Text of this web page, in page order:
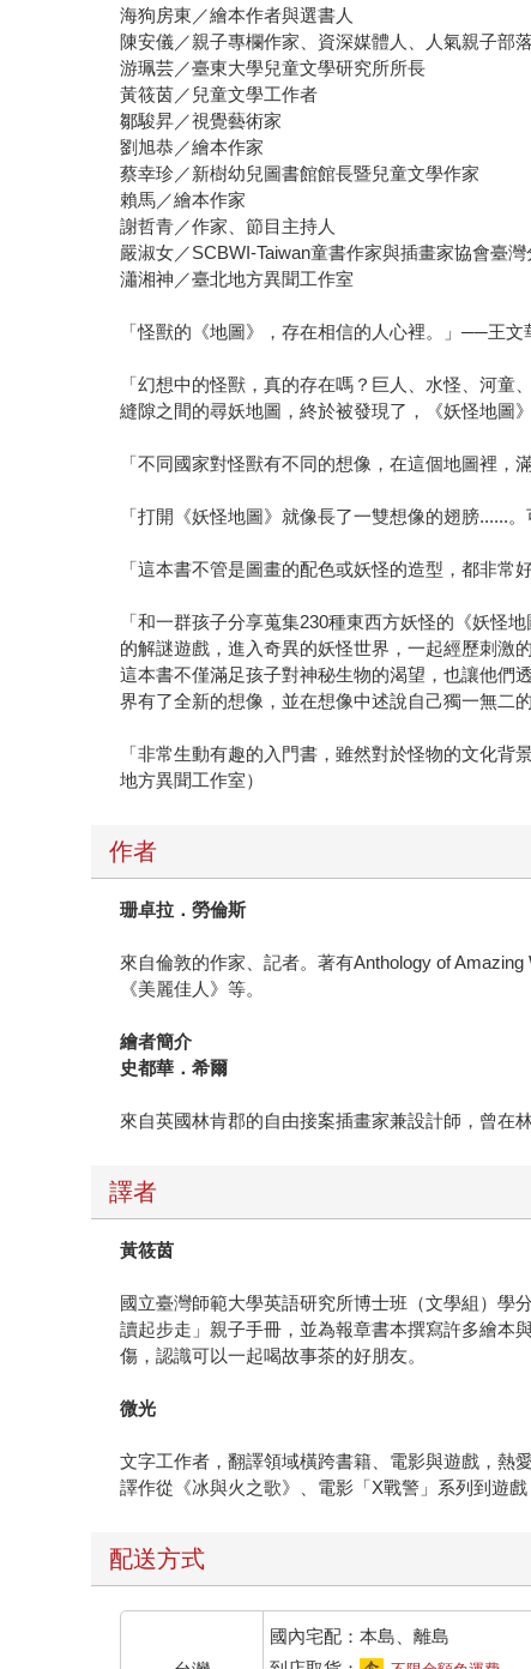
海狗房東／繪本作者與選書人
陳安儀／親子專欄作家、資深媒體人、人氣親子部
游珮芸／臺東大學兒童文學研究所所長
黃筱茵／兒童文學工作者
鄒駿昇／視覺藝術家
劉旭恭／繪本作家
蔡幸珍／新樹幼兒圖書館館長暨兒童文學作家
賴馬／繪本作家
謝哲青／作家、節目主持人
嚴淑女／SCBWI-Taiwan童書作家與插畫家協會臺
瀟湘神／臺北地方異聞工作室
「怪獸的《地圖》，存在相信的人心裡。」──王文
「幻想中的怪獸，真的存在嗎？巨人、水怪、河
縫隙之間的尋妖地圖，終於被發現了，《妖怪地圖
「不同國家對怪獸有不同的想像，在這個地圖裡
「打開《妖怪地圖》就像長了一雙想像的翅膀......
「這本書不管是圖畫的配色或妖怪的造型，都非
「和一群孩子分享蒐集230種東西方妖怪的《妖怪
的解謎遊戲，進入奇異的妖怪世界，一起經歷刺激的
這本書不僅滿足孩子對神秘生物的渴望，也讓他們
界有了全新的想像，並在想像中述說自己獨一無二
「非常生動有趣的入門書，雖然對於怪物的文化
地方異聞工作室）
作者
珊卓拉．勞倫斯
來自倫敦的作家、記者。著有Anthology of
《美麗佳人》等。
繪者簡介
史都華．希爾
來自英國林肯郡的自由接案插畫家兼設計師，曾在
譯者
黃筱茵
國立臺灣師範大學英語研究所博士班（文學組）學
讀起步走」親子手冊，並為報章書本撰寫許多繪本
傷，認識可以一起喝故事茶的好朋友。
微光
文字工作者，翻譯領域橫跨書籍、電影與遊戲，熱
譯作從《冰與火之歌》、電影「X戰警」系列到遊戲
配送方式
國內宅配：本島、離島